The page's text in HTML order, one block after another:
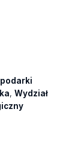
,Wydział